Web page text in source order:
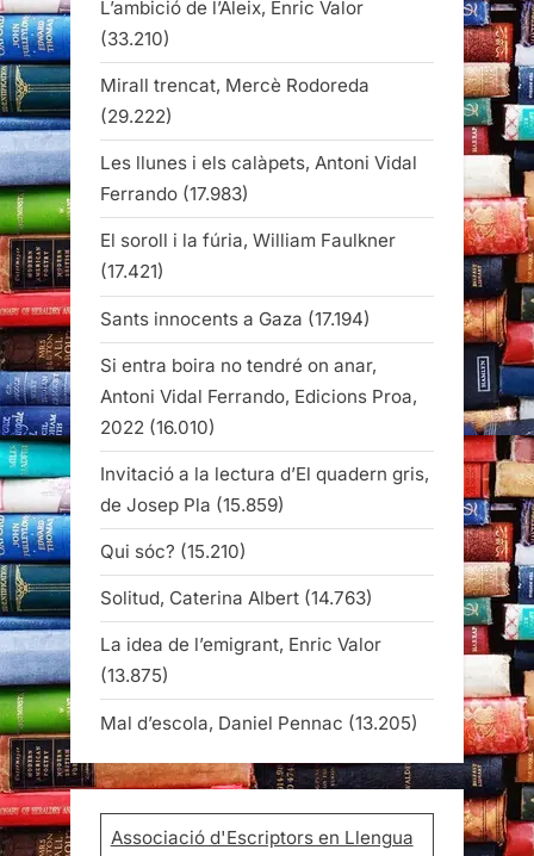
L’ambició de l’Aleix, Enric Valor
(33.210)
Mirall trencat, Mercè Rodoreda
(29.222)
Les llunes i els calàpets, Antoni Vidal
Ferrando (17.983)
El soroll i la fúria, William Faulkner
(17.421)
Sants innocents a Gaza (17.194)
Si entra boira no tendré on anar,
Antoni Vidal Ferrando, Edicions Proa,
2022 (16.010)
Invitació a la lectura d’El quadern gris,
de Josep Pla (15.859)
Qui sóc? (15.210)
Solitud, Caterina Albert (14.763)
La idea de l’emigrant, Enric Valor
(13.875)
Mal d’escola, Daniel Pennac (13.205)
Associació d'Escriptors en Llengua